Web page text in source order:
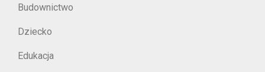
Budownictwo
Dziecko
Edukacja